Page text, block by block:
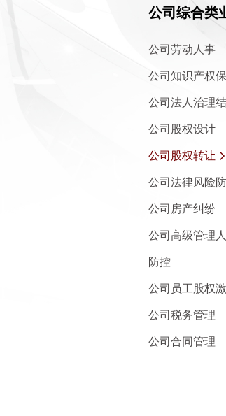
公司综合类
公司劳动人事
公司知识产权
公司法人治理
公司股权设计
公司股权转让
公司法律风险
公司房产纠纷
公司高级管理
防控
公司员工股权
公司税务管理
公司合同管理